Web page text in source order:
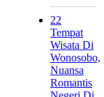
22
Tempat
Wisata Di
Wonosobo,
Nuansa
Romantis